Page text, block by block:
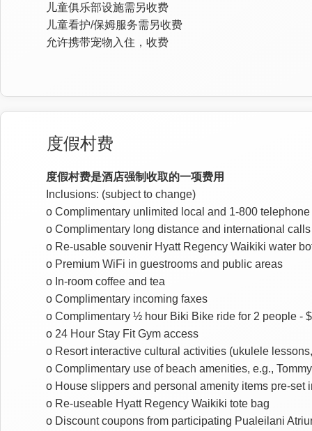
儿童俱乐部设施需另收费
儿童看护/保姆服务需另收费
允许携带宠物入住，收费
度假村费
度假村费是酒店强制收取的一项费用
Inclusions: (subject to change)
o Complimentary unlimited local and 1-800
o Complimentary long distance and international
o Re-usable souvenir Hyatt Regency Waikiki water
o Premium WiFi in guestrooms and public areas
o In-room coffee and tea
o Complimentary incoming faxes
o Complimentary ½ hour Biki Bike ride for 2 people -
o 24 Hour Stay Fit Gym access
o Resort interactive cultural activities (ukulele
o Complimentary use of beach amenities, e.g.,
o House slippers and personal amenity items pre-set
o Re-useable Hyatt Regency Waikiki tote bag
o Discount coupons from participating Pualeilani